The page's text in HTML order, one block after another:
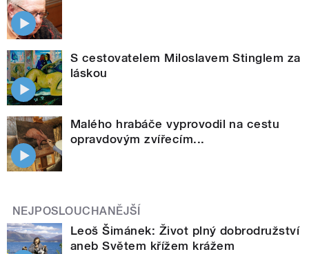
S cestovatelem Miloslavem Stinglem za
láskou
Malého hrabáče vyprovodil na cestu
opravdovým zvířecím...
NEJPOSLOUCHANĚJŠÍ
Leoš Šimánek: Život plný dobrodružství
aneb Světem křížem krážem